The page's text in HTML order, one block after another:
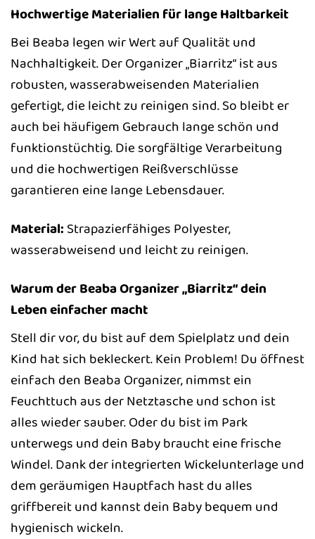
Hochwertige Materialien für lange Haltbarkeit
Bei Beaba legen wir Wert auf Qualität und
Nachhaltigkeit. Der Organizer „Biarritz“ ist aus
robusten, wasserabweisenden Materialien
gefertigt, die leicht zu reinigen sind. So bleibt er
auch bei häufigem Gebrauch lange schön und
funktionstüchtig. Die sorgfältige Verarbeitung
und die hochwertigen Reißverschlüsse
garantieren eine lange Lebensdauer.
Material: Strapazierfähiges Polyester,
wasserabweisend und leicht zu reinigen.
Warum der Beaba Organizer „Biarritz“ dein
Leben einfacher macht
Stell dir vor, du bist auf dem Spielplatz und dein
Kind hat sich bekleckert. Kein Problem! Du öffnest
einfach den Beaba Organizer, nimmst ein
Feuchttuch aus der Netztasche und schon ist
alles wieder sauber. Oder du bist im Park
unterwegs und dein Baby braucht eine frische
Windel. Dank der integrierten Wickelunterlage und
dem geräumigen Hauptfach hast du alles
griffbereit und kannst dein Baby bequem und
hygienisch wickeln.